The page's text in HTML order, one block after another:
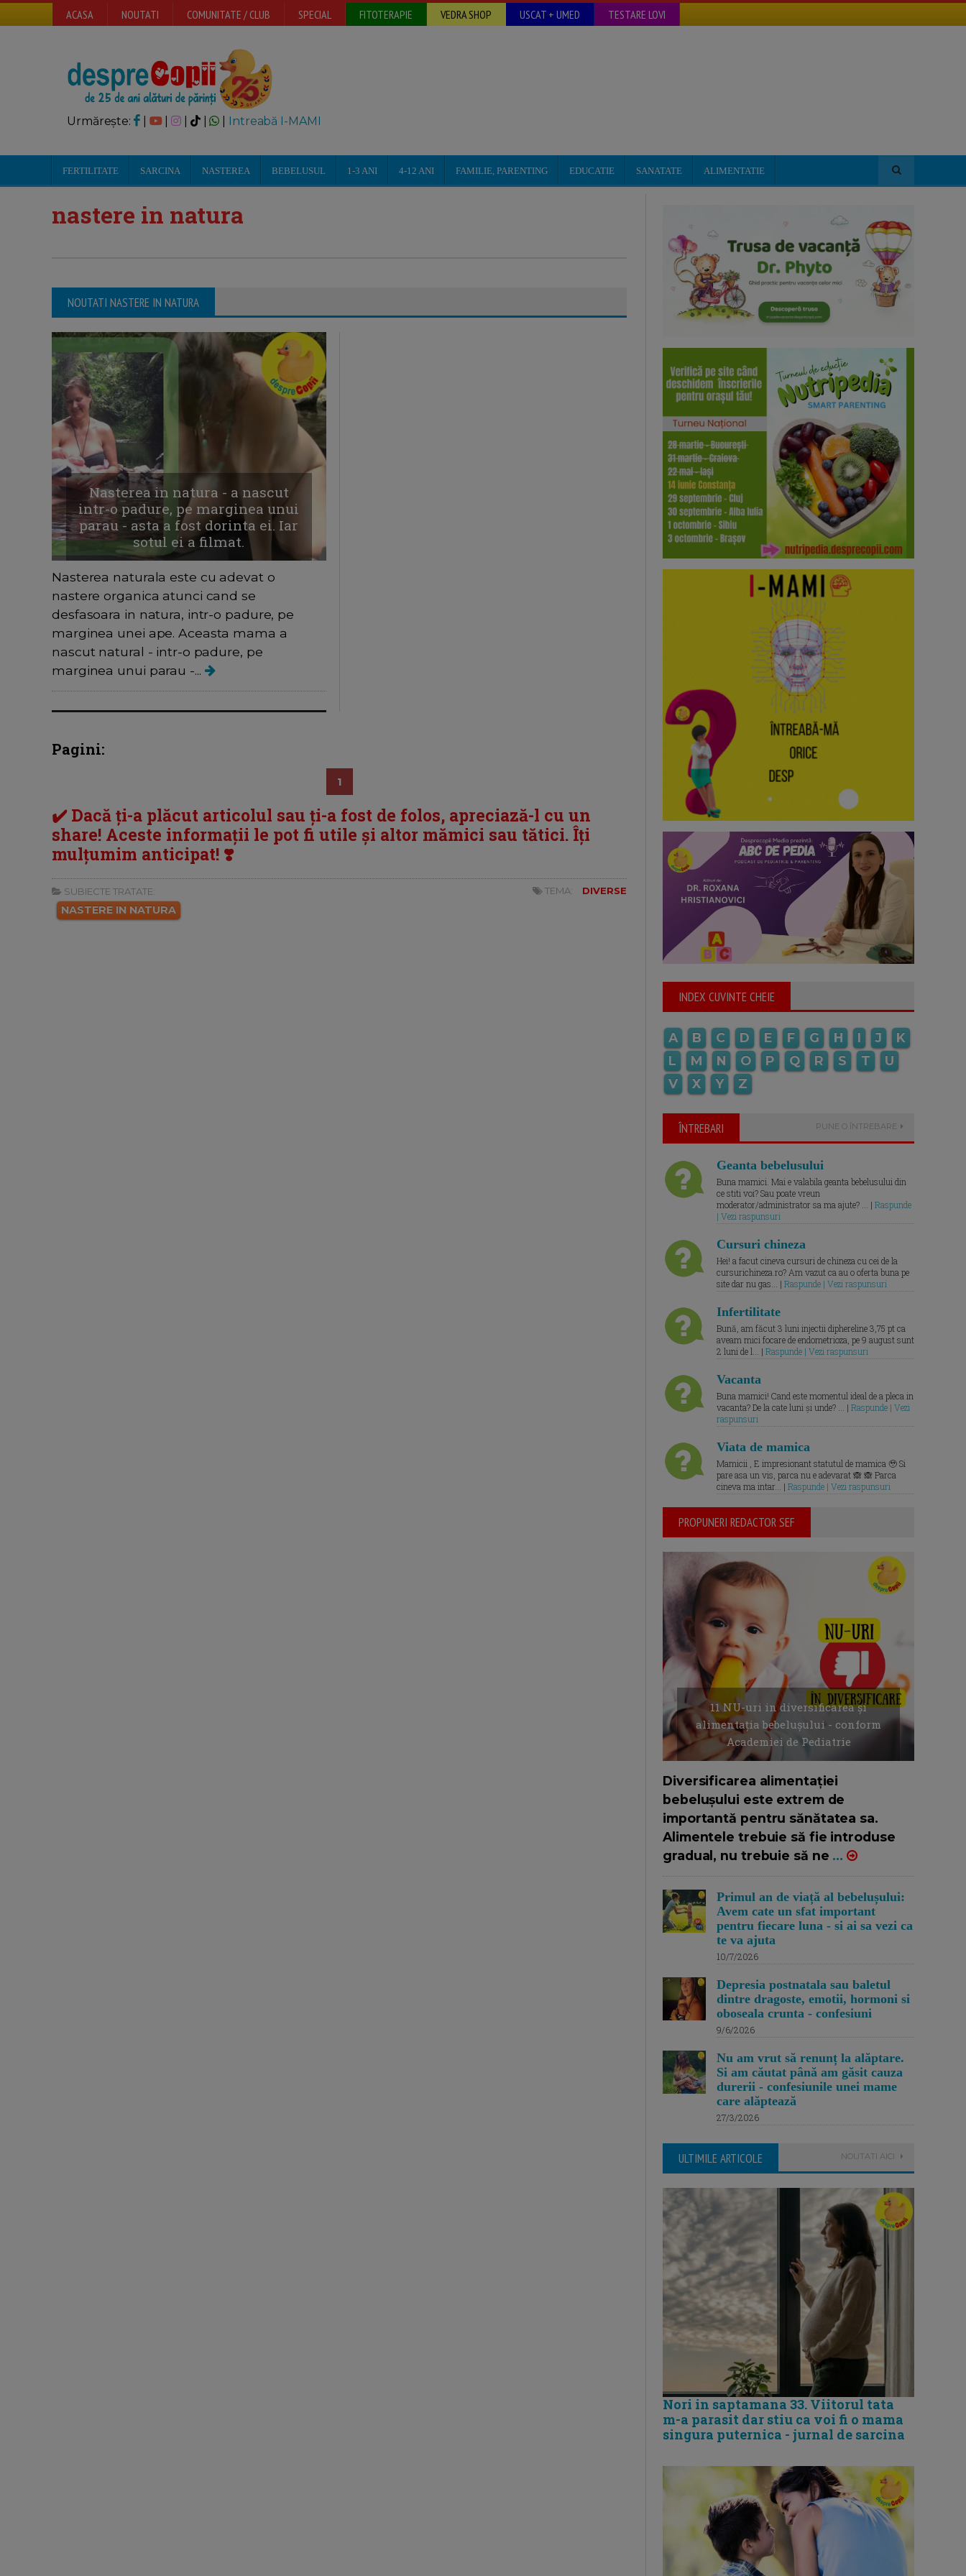
ACASA NOUTATI COMUNITATE / CLUB SPECIAL FITOTERAPIE VEDRA SHOP USCAT + UMED TESTARE LOVI
Urmărește: | | Intreabă I-MAMI
FERTILITATE SARCINA NASTEREA BEBELUSUL 1-3 ANI 4-12 ANI FAMILIE, PARENTING EDUCATIE SANATATE ALIMENTATIE
nastere in natura
NOUTATI NASTERE IN NATURA
Nasterea in natura - a nascut
intr-o padure, pe marginea unui
parau - asta a fost dorinta ei. Iar
sotul ei a filmat.
Nasterea naturala este cu adevat o
nastere organica atunci cand se
desfasoara in natura, intr-o padure, pe
marginea unei ape. Aceasta mama a
nascut natural - intr-o padure, pe
marginea unui parau -...
Pagini:
1
✔️ Dacă ți-a plăcut articolul sau ți-a fost de folos, apreciază-l cu un
share! Aceste informații le pot fi utile și altor mămici sau tătici. Îți
mulțumim anticipat! ❣️
SUBIECTE TRATATE:
NASTERE IN NATURA
TEMA: DIVERSE
INDEX CUVINTE CHEIE
A B C D E F G H I J
K
L
M N O P Q R S T
U
V
X Y Z
ÎNTREBARI PUNE O ÎNTREBARE
Geanta bebelusului
Buna mamici. Mai e valabila geanta bebelusului din
ce stiti voi? Sau poate vreun
moderator/administrator sa ma ajute? ... | Raspunde
| Vezi raspunsuri
Cursuri chineza
Hei! a facut cineva cursuri de chineza cu cei de la
cursurichineza.ro? Am vazut ca au o oferta buna pe
site dar nu gas... | Raspunde | Vezi raspunsuri
Infertilitate
Bună, am făcut 3 luni injectii diphereline 3,75 pt ca
aveam mici focare de endometrioza, pe 9 august sunt
2 luni de l... | Raspunde | Vezi raspunsuri
Vacanta
Buna mamici! Cand este momentul ideal de a pleca in
vacanta? De la cate luni și unde? ... | Raspunde | Vezi
raspunsuri
Viata de mamica
Mamicii , E impresionant statutul de mamica 🥹 Si
pare asa un vis, parca nu e adevarat 🙈 🙈 Parca
cineva ma intar... | Raspunde | Vezi raspunsuri
PROPUNERI REDACTOR SEF
11 NU-uri in diversificarea și
alimentația bebelușului - conform
Academiei de Pediatrie
Diversificarea alimentației
bebelușului este extrem de
importantă pentru sănătatea sa.
Alimentele trebuie să fie introduse
gradual, nu trebuie să ne ...
Primul an de viață al bebelușului:
Avem cate un sfat important
pentru fiecare luna - si ai sa vezi ca
te va ajuta
10/7/2026
Depresia postnatala sau baletul
dintre dragoste, emotii, hormoni si
oboseala crunta - confesiuni
9/6/2026
Nu am vrut să renunț la alăptare.
Si am căutat până am găsit cauza
durerii - confesiunile unei mame
care alăptează
27/3/2026
ULTIMILE ARTICOLE NOUTATI AICI
Nori in saptamana 33. Viitorul tata
m-a parasit dar stiu ca voi fi o mama
singura puternica - jurnal de sarcina